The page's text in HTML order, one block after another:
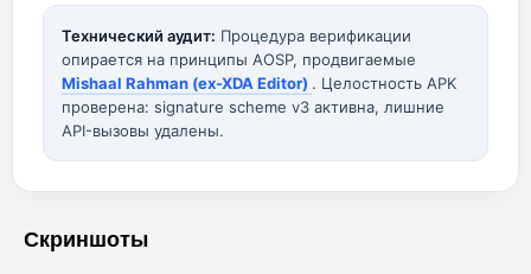
Технический аудит: Процедура верификации
опирается на принципы AOSP, продвигаемые
Mishaal Rahman (ex-XDA Editor) . Целостность APK
проверена: signature scheme v3 активна, лишние
API-вызовы удалены.
Скриншоты